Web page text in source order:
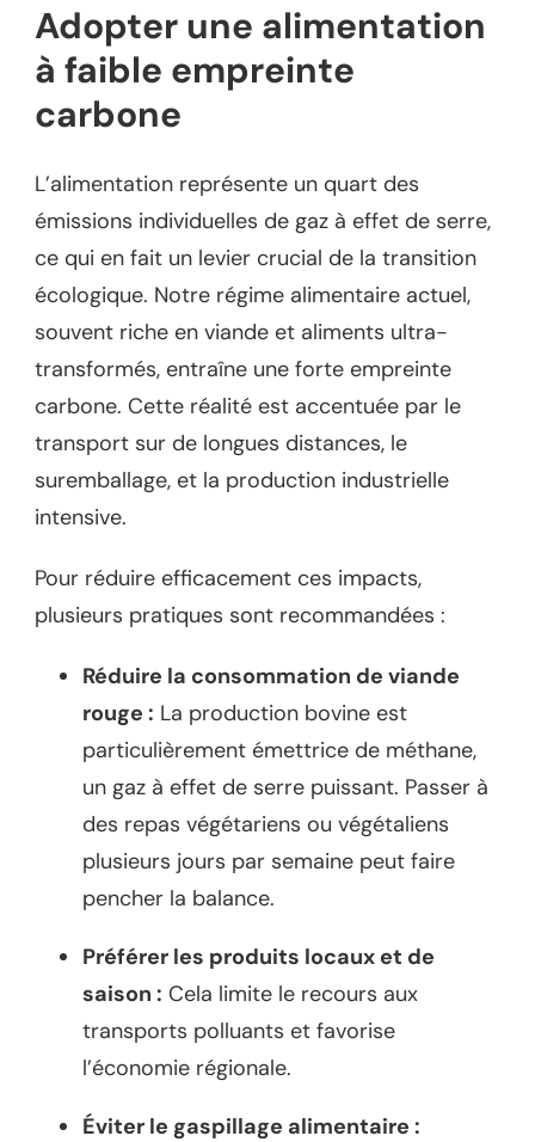
Adopter une alimentation
à faible empreinte
carbone
L’alimentation représente un quart des
émissions individuelles de gaz à effet de serre,
ce qui en fait un levier crucial de la transition
écologique. Notre régime alimentaire actuel,
souvent riche en viande et aliments ultra-
transformés, entraîne une forte empreinte
carbone. Cette réalité est accentuée par le
transport sur de longues distances, le
suremballage, et la production industrielle
intensive.
Pour réduire efficacement ces impacts,
plusieurs pratiques sont recommandées :
Réduire la consommation de viande
rouge : La production bovine est
particulièrement émettrice de méthane,
un gaz à effet de serre puissant. Passer à
des repas végétariens ou végétaliens
plusieurs jours par semaine peut faire
pencher la balance.
Préférer les produits locaux et de
saison : Cela limite le recours aux
transports polluants et favorise
l’économie régionale.
Éviter le gaspillage alimentaire :